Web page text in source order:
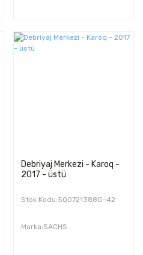
Debriyaj Merkezi - Karoq -
2017 - üstü
Stok Kodu:5Q0721388G-42
Marka:SACHS